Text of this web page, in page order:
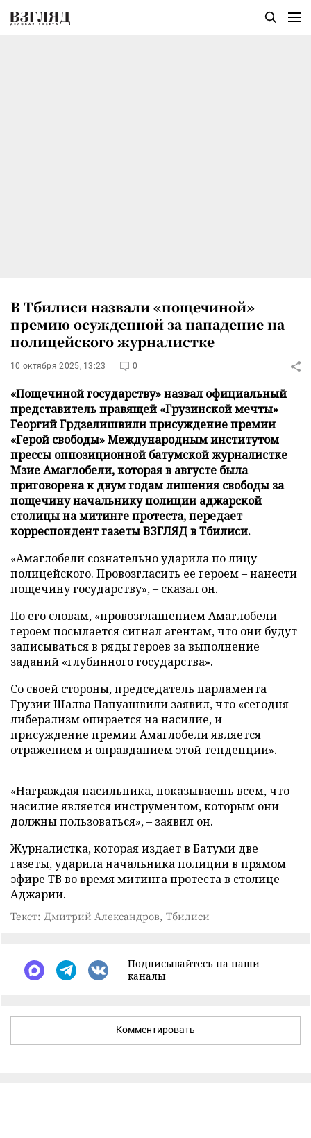
В Тбилиси назвали «пощечиной»
премию осужденной за нападение на
полицейского журналистке
10 октября 2025, 13:23 0
«Пощечиной государству» назвал официальный
представитель правящей «Грузинской мечты»
Георгий Грдзелишвили присуждение премии
«Герой свободы» Международным институтом
прессы оппозиционной батумской журналистке
Мзие Амаглобели, которая в августе была
приговорена к двум годам лишения свободы за
пощечину начальнику полиции аджарской
столицы на митинге протеста, передает
корреспондент газеты ВЗГЛЯД в Тбилиси.
«Амаглобели сознательно ударила по лицу
полицейского. Провозгласить ее героем – нанести
пощечину государству», – сказал он.
По его словам, «провозглашением Амаглобели
героем посылается сигнал агентам, что они будут
записываться в ряды героев за выполнение
заданий «глубинного государства».
Со своей стороны, председатель парламента
Грузии Шалва Папуашвили заявил, что «сегодня
либерализм опирается на насилие, и
присуждение премии Амаглобели является
отражением и оправданием этой тенденции».
«Награждая насильника, показываешь всем, что
насилие является инструментом, которым они
должны пользоваться», – заявил он.
Журналистка, которая издает в Батуми две
газеты,удариланачальника полиции в прямом
эфире ТВ во время митинга протеста в столице
Аджарии.
Текст: Дмитрий Александров, Тбилиси
Подписывайтесь на наши
каналы
Комментировать